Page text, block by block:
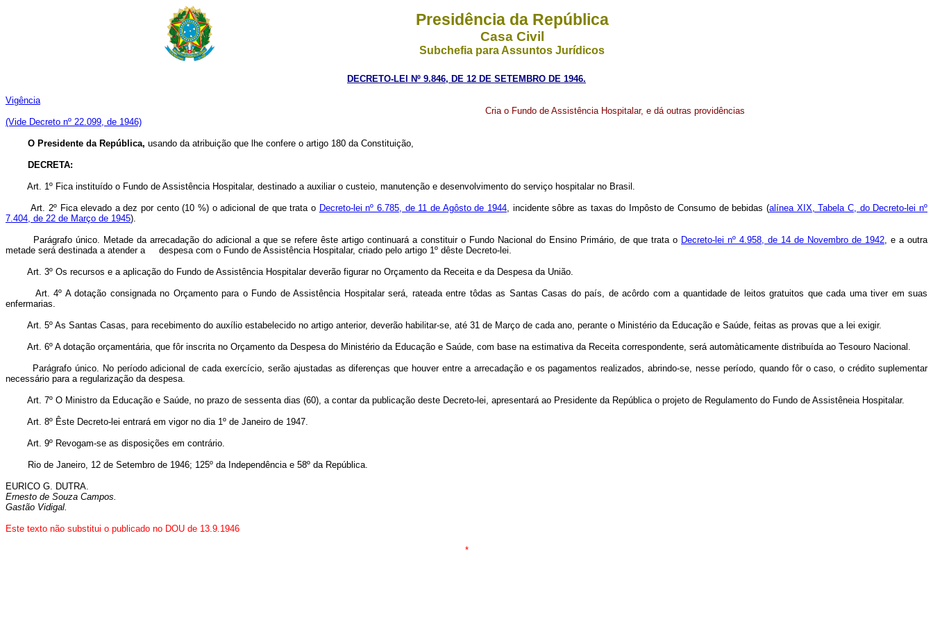
Presidência da República
Casa Civil
Subchefia para Assuntos Jurídicos
DECRETO-LEI Nº 9.846, DE 12 DE SETEMBRO DE 1946.
Vigência
(Vide Decreto nº 22.099, de 1946)
Cria o Fundo de Assistência Hospitalar, e dá outras providências
O Presidente da República, usando da atribuição que lhe confere o artigo 180 da Constituição,
DECRETA:
Art. 1º Fica instituído o Fundo de Assistência Hospitalar, destinado a auxiliar o custeio, manutenção e desenvolvimento do serviço hospitalar no Brasil.
Art. 2º Fica elevado a dez por cento (10 %) o adicional de que trata o Decreto-lei nº 6.785, de 11 de Agôsto de 1944, incidente sôbre as taxas do Impôsto de Consumo de bebidas (alínea XIX, Tabela C, do Decreto-lei nº
7.404, de 22 de Março de 1945).
Parágrafo único. Metade da arrecadação do adicional a que se refere êste artigo continuará a constituir o Fundo Nacional do Ensino Primário, de que trata o Decreto-lei nº 4.958, de 14 de Novembro de 1942, e a outra
metade será destinada a atender a despesa com o Fundo de Assistência Hospitalar, criado pelo artigo 1º dêste Decreto-lei.
Art. 3º Os recursos e a aplicação do Fundo de Assistência Hospitalar deverão figurar no Orçamento da Receita e da Despesa da União.
Art. 4º A dotação consignada no Orçamento para o Fundo de Assistência Hospitalar será, rateada entre tôdas as Santas Casas do país, de acôrdo com a quantidade de leitos gratuitos que cada uma tiver em suas
enfermarias.
Art. 5º As Santas Casas, para recebimento do auxílio estabelecido no artigo anterior, deverão habilitar-se, até 31 de Março de cada ano, perante o Ministério da Educação e Saúde, feitas as provas que a lei exigir.
Art. 6º A dotação orçamentária, que fôr inscrita no Orçamento da Despesa do Ministério da Educação e Saúde, com base na estimativa da Receita correspondente, será automàticamente distribuída ao Tesouro Nacional.
Parágrafo único. No período adicional de cada exercício, serão ajustadas as diferenças que houver entre a arrecadação e os pagamentos realizados, abrindo-se, nesse período, quando fôr o caso, o crédito suplementar
necessário para a regularização da despesa.
Art. 7º O Ministro da Educação e Saúde, no prazo de sessenta dias (60), a contar da publicação deste Decreto-lei, apresentará ao Presidente da República o projeto de Regulamento do Fundo de Assistêneia Hospitalar.
Art. 8º Êste Decreto-lei entrará em vigor no dia 1º de Janeiro de 1947.
Art. 9º Revogam-se as disposições em contrário.
Rio de Janeiro, 12 de Setembro de 1946; 125º da Independência e 58º da República.
EURICO G. DUTRA.
Ernesto de Souza Campos.
Gastão Vidigal.
Este texto não substitui o publicado no DOU de 13.9.1946
*